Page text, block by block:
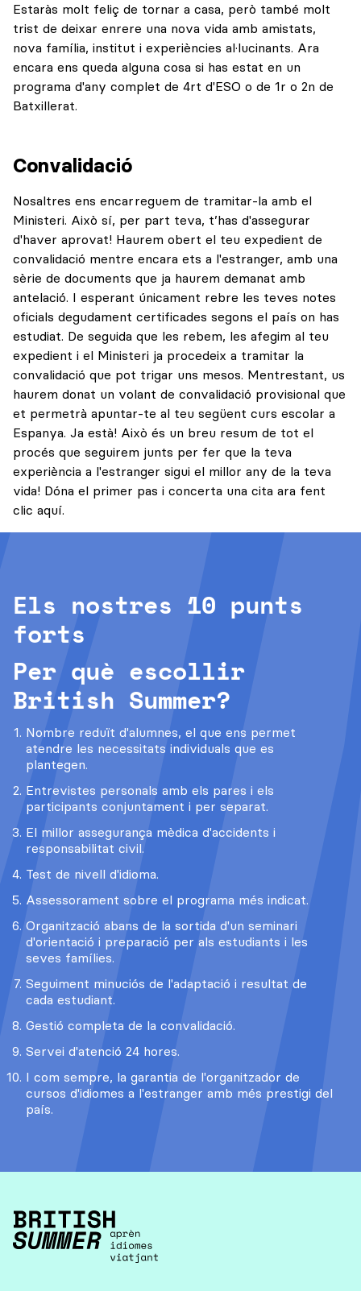
Estaràs molt feliç de tornar a casa, però també molt
trist de deixar enrere una nova vida amb amistats,
nova família, institut i experiències al·lucinants. Ara
encara ens queda alguna cosa si has estat en un
programa d'any complet de 4rt d'ESO o de 1r o 2n de
Batxillerat.
Convalidació
Nosaltres ens encarreguem de tramitar-la amb el
Ministeri. Això sí, per part teva, t’has d'assegurar
d'haver aprovat! Haurem obert el teu expedient de
convalidació mentre encara ets a l'estranger, amb una
sèrie de documents que ja haurem demanat amb
antelació. I esperant únicament rebre les teves notes
oficials degudament certificades segons el país on has
estudiat. De seguida que les rebem, les afegim al teu
expedient i el Ministeri ja procedeix a tramitar la
convalidació que pot trigar uns mesos. Mentrestant, us
haurem donat un volant de convalidació provisional que
et permetrà apuntar-te al teu següent curs escolar a
Espanya. Ja està! Això és un breu resum de tot el
procés que seguirem junts per fer que la teva
experiència a l'estranger sigui el millor any de la teva
vida! Dóna el primer pas i concerta una cita ara fent
clic aquí.
Els nostres 10 punts
forts
Per què escollir
British Summer?
Nombre reduït d'alumnes, el que ens permet
atendre les necessitats individuals que es
plantegen.
Entrevistes personals amb els pares i els
participants conjuntament i per separat.
El millor assegurança mèdica d'accidents i
responsabilitat civil.
Test de nivell d'idioma.
Assessorament sobre el programa més indicat.
Organització abans de la sortida d'un seminari
d'orientació i preparació per als estudiants i les
seves famílies.
Seguiment minuciós de l'adaptació i resultat de
cada estudiant.
Gestió completa de la convalidació.
Servei d'atenció 24 hores.
I com sempre, la garantia de l'organitzador de
cursos d'idiomes a l'estranger amb més prestigi del
país.